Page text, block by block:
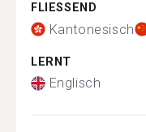
FLIESSEND
Kantonesisch
LERNT
Englisch